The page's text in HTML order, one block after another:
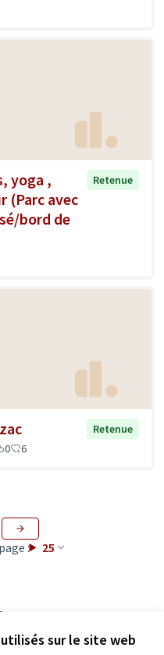
sur le site web
yoga ,
(Parc avec
bord de
Retenue
Retenue
0 6
: 25